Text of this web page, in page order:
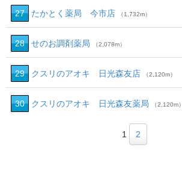
27 たかとく薬局 今市店 （1,732m）
28 せのお調剤薬局 （2,078m）
29 クスリのアオキ 日光森友店 （2,120m）
30 クスリのアオキ 日光森友薬局 （2,120m）
1 2